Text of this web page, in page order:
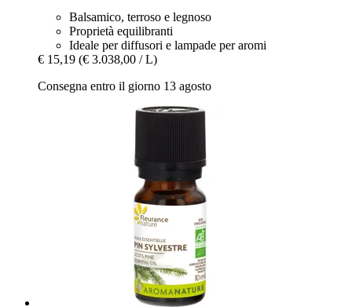
Balsamico, terroso e legnoso
Proprietà equilibranti
Ideale per diffusori e lampade per aromi
€ 15,19 (€ 3.038,00 / L)
Consegna entro il giorno 13 agosto